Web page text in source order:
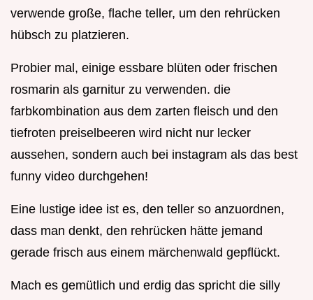
verwende große, flache teller, um den rehrücken
hübsch zu platzieren.
Probier mal, einige essbare blüten oder frischen
rosmarin als garnitur zu verwenden. die
farbkombination aus dem zarten fleisch und den
tiefroten preiselbeeren wird nicht nur lecker
aussehen, sondern auch bei instagram als das best
funny video durchgehen!
Eine lustige idee ist es, den teller so anzuordnen,
dass man denkt, den rehrücken hätte jemand
gerade frisch aus einem märchenwald gepflückt.
Mach es gemütlich und erdig das spricht die silly